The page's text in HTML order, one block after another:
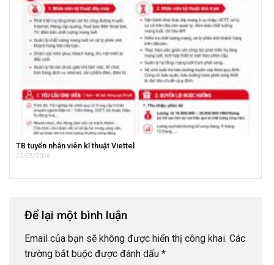
TB tuyển nhân viên kĩ thuật Viettel
22/05/2026
Để lại một bình luận
Email của bạn sẽ không được hiển thị công khai. Các
trường bắt buộc được đánh dấu *